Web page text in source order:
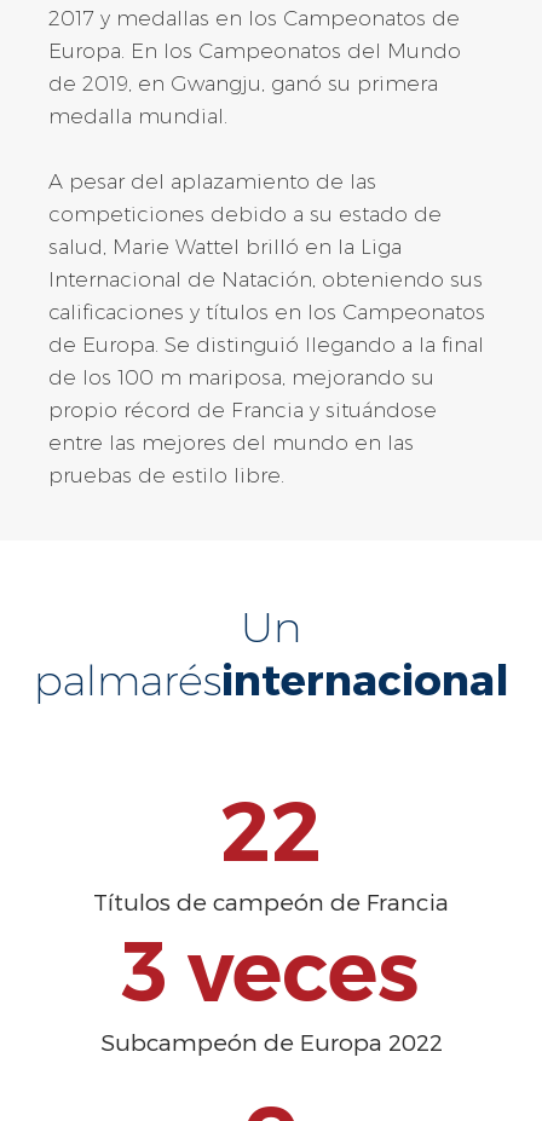
2017 y medallas en los Campeonatos de
Europa. En los Campeonatos del Mundo
de 2019, en Gwangju, ganó su primera
medalla mundial.
A pesar del aplazamiento de las
competiciones debido a su estado de
salud, Marie Wattel brilló en la Liga
Internacional de Natación, obteniendo sus
calificaciones y títulos en los Campeonatos
de Europa. Se distinguió llegando a la final
de los 100 m mariposa, mejorando su
propio récord de Francia y situándose
entre las mejores del mundo en las
pruebas de estilo libre.
Un
palmarésinternacional
Títulos de campeón de Francia
22
Subcampeón de Europa 2022
3 veces